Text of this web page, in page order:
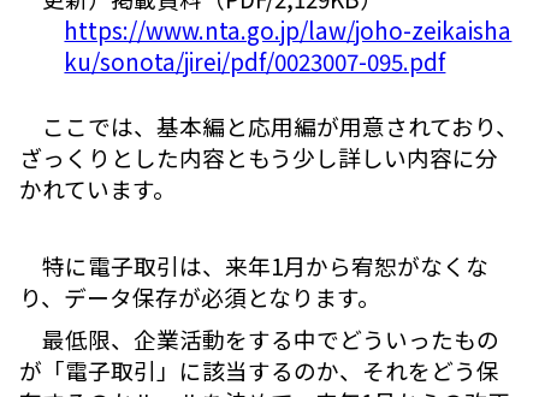
https://www.nta.go.jp/law/joho-zeikaisha
ku/sonota/jirei/pdf/0023007-095.pdf
ここでは、基本編と応用編が用意されており、
ざっくりとした内容ともう少し詳しい内容に分
かれています。
特に電子取引は、来年1月から宥恕がなくな
り、データ保存が必須となります。
最低限、企業活動をする中でどういったもの
が「電子取引」に該当するのか、それをどう保